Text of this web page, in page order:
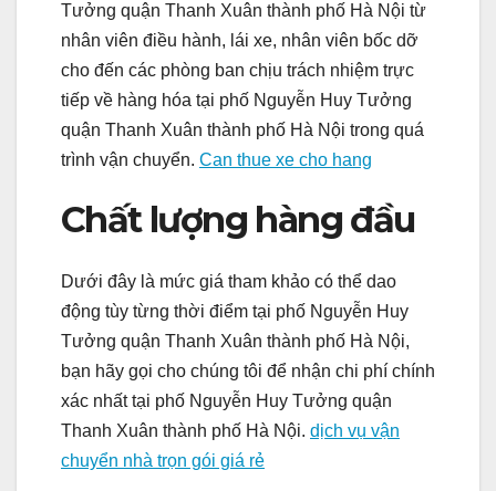
Tưởng quận Thanh Xuân thành phố Hà Nội từ
nhân viên điều hành, lái xe, nhân viên bốc dỡ
cho đến các phòng ban chịu trách nhiệm trực
tiếp về hàng hóa tại phố Nguyễn Huy Tưởng
quận Thanh Xuân thành phố Hà Nội trong quá
trình vận chuyển. Can thue xe cho hang
Chất lượng hàng đầu
Dưới đây là mức giá tham khảo có thể dao
động tùy từng thời điểm tại phố Nguyễn Huy
Tưởng quận Thanh Xuân thành phố Hà Nội,
bạn hãy gọi cho chúng tôi để nhận chi phí chính
xác nhất tại phố Nguyễn Huy Tưởng quận
Thanh Xuân thành phố Hà Nội. dịch vụ vận
chuyển nhà trọn gói giá rẻ